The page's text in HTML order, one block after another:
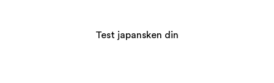
Test japansken din